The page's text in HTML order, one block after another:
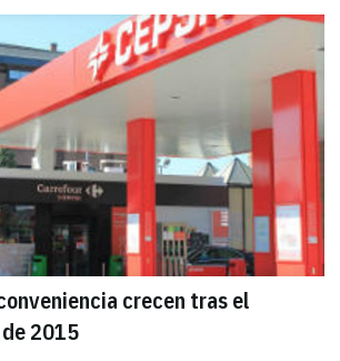
crecen tras el
2015